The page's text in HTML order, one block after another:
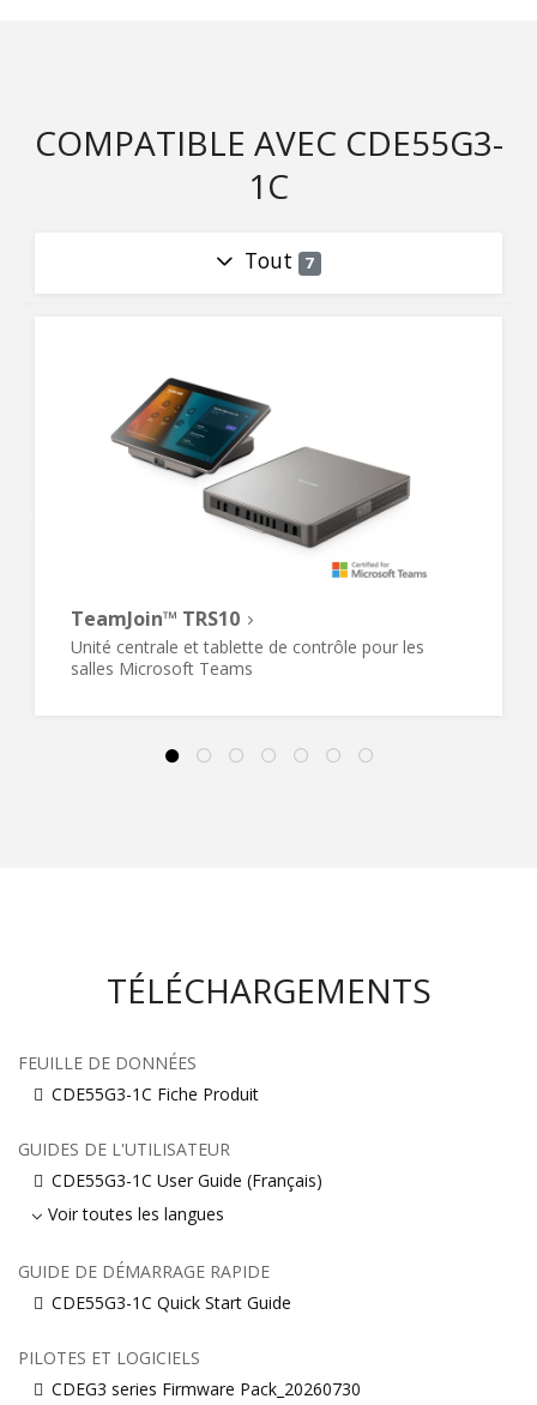
COMPATIBLE AVEC CDE55G3-
1C
Tout 7
TeamJoin™ TRS10
Unité centrale et tablette de contrôle pour les
salles Microsoft Teams
TÉLÉCHARGEMENTS
FEUILLE DE DONNÉES
CDE55G3-1C Fiche Produit
GUIDES DE L'UTILISATEUR
CDE55G3-1C User Guide (Français)
Voir toutes les langues
GUIDE DE DÉMARRAGE RAPIDE
CDE55G3-1C Quick Start Guide
PILOTES ET LOGICIELS
CDEG3 series Firmware Pack_20260730